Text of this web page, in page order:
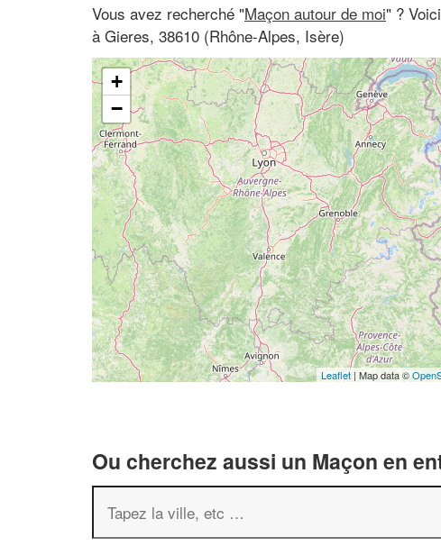
Vous avez recherché "Maçon autour de moi" ?
à Gieres, 38610 (Rhône-Alpes, Isère)
+
−
Leaflet | Map data ©
Ou cherchez aussi un Maçon en